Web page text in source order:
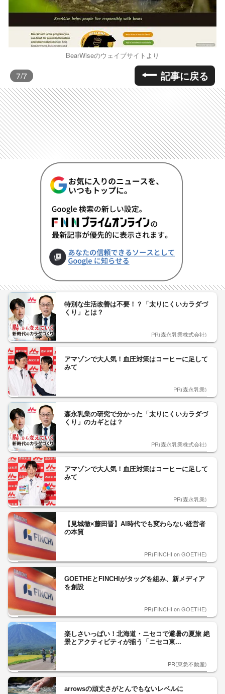
BearWiseのウェイブサイトより
7/7 記事に戻る
特別な生活改善は不要！？「太りにくいカラダづ
くり」とは？
PR(森永乳業株式会社)
アマゾンで大人気！血圧対策はコーヒーに足して
みて
PR(森永乳業)
森永乳業の研究で分かった「太りにくいカラダづ
くり」のカギとは？
PR(森永乳業株式会社)
アマゾンで大人気！血圧対策はコーヒーに足して
みて
PR(森永乳業)
【見城徹×藤田晋】AI時代でも変わらない経営者
の本質
PR(FINCHI on GOETHE)
GOETHEとFINCHIがタッグを組み、新メディア
を創設
PR(FINCHI on GOETHE)
楽しさいっぱい！北海道・ニセコで避暑の夏旅 絶
景とアクティビティが揃う「ニセコ東...
PR(東急不動産)
arrowsの頑丈さがとんでもないレベルに